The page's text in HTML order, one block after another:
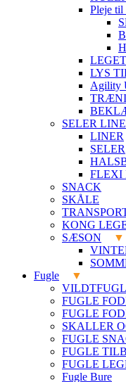
Pleje til
LYS
Agility
SELER
LINER
SELER
FLEXI
SNACK
SKÅLE
KONG
SÆSON
Fugle
FUGLE
FUGLE
SKALLER
FUGLE
FUGLE
FUGLE
Fugle Bure